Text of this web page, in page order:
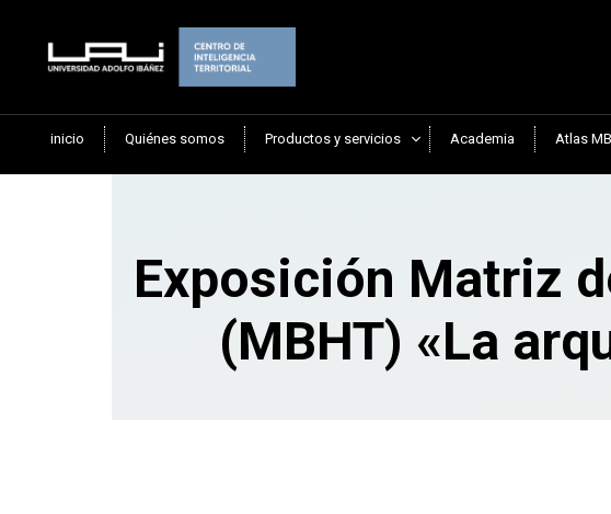
inicio Quiénes somos Productos y servicios Academia Atlas
Exposición Matriz
(MBHT) «La